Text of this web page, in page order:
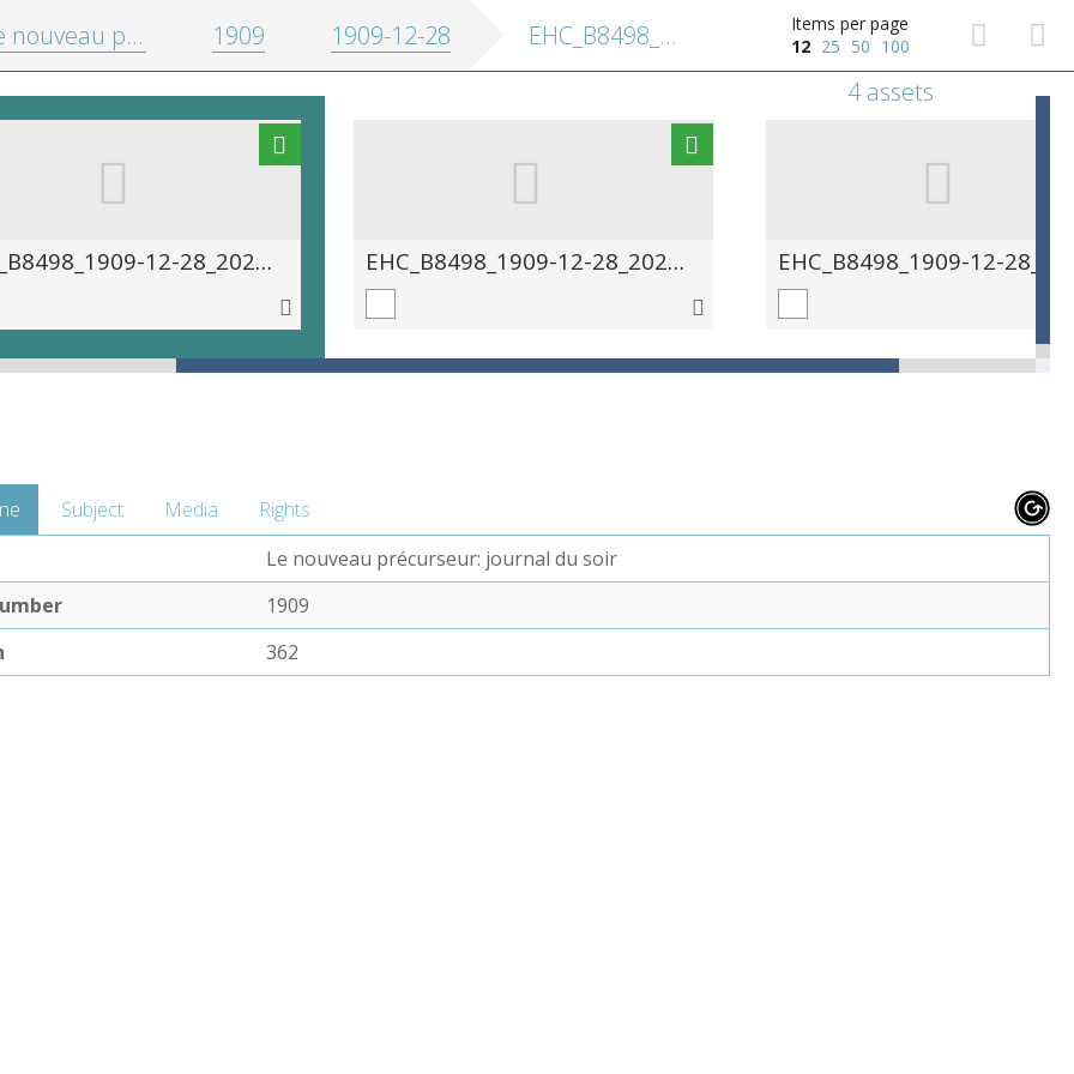
précurseur: journal du soir 1909 1909-12-28 EHC_B8498_1909-12-28_2020_0002
Items per page
12 25 50 100
4 assets
EHC_B8498_1909-12-28_2020_0002 EHC_B8498_1909-12-28_2020_0003
Subject Media
Rights
Le nouveau précurseur: journal du soir
1909
362